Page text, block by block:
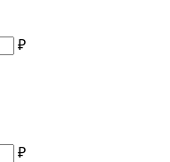
₽
₽